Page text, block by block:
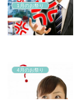
1月のお祭り
4月のお祭り